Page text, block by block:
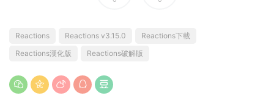
Reactions Reactions v3.15.0
Reactions下載
Reactions漢化版
Reactions破解版